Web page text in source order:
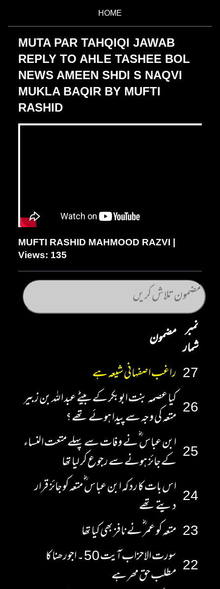
HOME
MUTA PAR TAHQIQI JAWAB
REPLY TO AHLE TASHEE BOL
NEWS AMEEN SHDI S NAQVI
MUKLA BAQIR BY MUFTI
RASHID
MUFTI RASHID MAHMOOD RAZVI |
Views: 135
نمبر
شمار مضمون
27 راغب اصفہانی شیعہ ہے
26 کیا عصمہ بنت ابوبکر کے بیٹے عبد اللہ بن زبیر
متعہ کی وجہ سے پیدا ہوئے تھے ؟
25 ابن عباس ؓ نے وفات سے پہلے متعت النساء
کے جائز ہونے سے رجوع کر لیا تھا
24 اس بات کا رد کہ ابن عباس ؓ متعہ کو جائز قرار
دیتے تھے
23 متعہ کو عمر ؓ نے نافز بھی کیا تھا
22
سورت الاحزاب آیت 50 ۔ اجورھنا کا
مطلب حق مھر ہے